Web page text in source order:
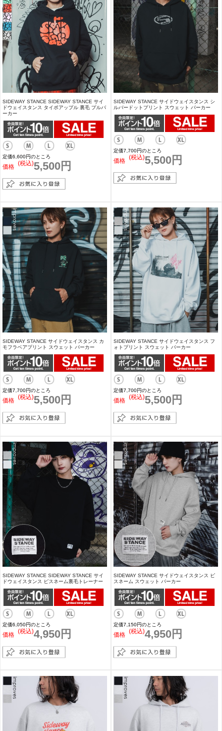
SIDEWAY STANCE SIDEWAY STANCE サイ
ドウェイスタンス タイポアップル 裏毛 プルパ
ーカー
定価6,600円のところ
価格 5,500円
(税込)
SIDEWAY STANCE サイドウェイスタンス シ
ルバードットプリント スウェット パーカー
定価7,700円のところ
価格 5,500円
(税込)
SIDEWAY STANCE サイドウェイスタンス カ
モフラベアプリント スウェット パーカー
定価7,700円のところ
価格 5,500円
(税込)
SIDEWAY STANCE サイドウェイスタンス フ
ォトプリント スウェット パーカー
定価7,700円のところ
価格 5,500円
(税込)
SIDEWAY STANCE SIDEWAY STANCE サイ
ドウェイスタンス ピスネーム裏毛トレーナー
定価6,050円のところ
価格 4,950円
(税込)
SIDEWAY STANCE サイドウェイスタンス ピ
スネーム スウェット パーカー
定価7,150円のところ
価格 4,950円
(税込)